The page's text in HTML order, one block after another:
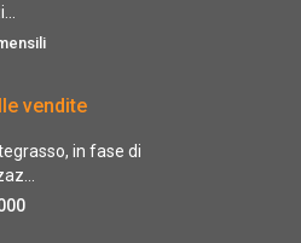
vendite
in fase di